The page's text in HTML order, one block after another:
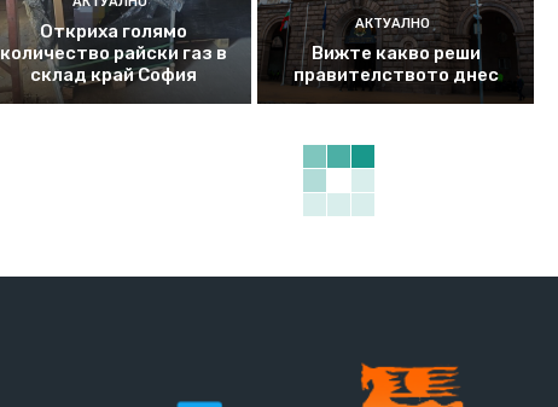
Откриха голямо
количество райски газ в
склад край София
АКТУАЛНО
Вижте какво реши
правителството днес